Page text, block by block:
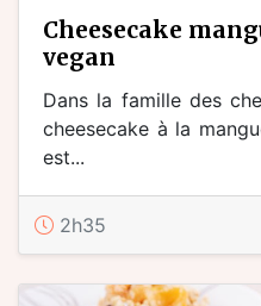
cheesecake mangue et noix de coco
vegan
Dans la famille des
cheesecake à la
est...
2h35